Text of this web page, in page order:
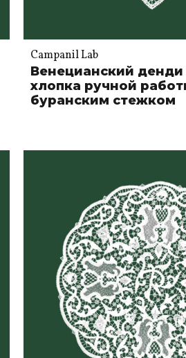
Campanil Lab
Венецианский денди
хлопка ручной
буранским стежком